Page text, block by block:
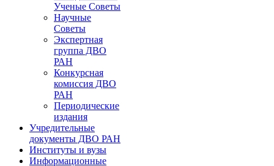
Ученые Советы
Научные
Советы
Экспертная
группа ДВО
РАН
Конкурсная
комиссия ДВО
РАН
Периодические
издания
Учредительные
документы ДВО РАН
Институты и вузы
Информационные